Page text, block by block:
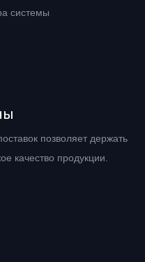
системы
позволяет держать
качество продукции.